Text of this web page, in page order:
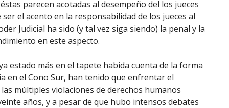
parecen acotadas al desempeño del los jueces
el acento en la responsabilidad de los jueces al
Judicial ha sido (y tal vez siga siendo) la penal y la
en este aspecto.
estado más en el tapete habida cuenta de la forma
en el Cono Sur, han tenido que enfrentar el
múltiples violaciones de derechos humanos
años, y a pesar de que hubo intensos debates